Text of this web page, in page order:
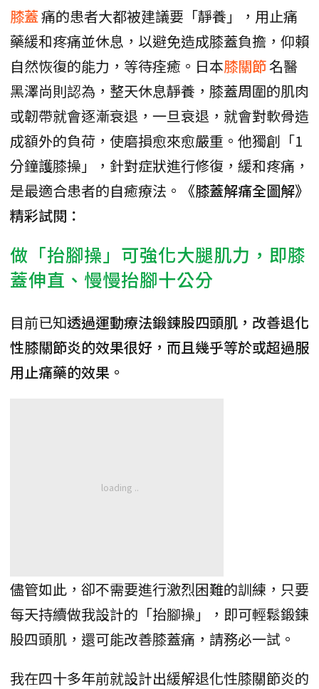
膝蓋痛的患者大都被建議要「靜養」，用止痛
藥緩和疼痛並休息，以避免造成膝蓋負擔，仰賴
自然恢復的能力，等待痊癒。日本膝關節名醫
黑澤尚則認為，整天休息靜養，膝蓋周圍的肌肉
或韌帶就會逐漸衰退，一旦衰退，就會對軟骨造
成額外的負荷，使磨損愈來愈嚴重。他獨創「1
分鐘護膝操」，針對症狀進行修復，緩和疼痛，
是最適合患者的自癒療法。 《膝蓋解痛全圖解》
精彩試閱：
做「抬腳操」可強化大腿肌力，即膝
蓋伸直、慢慢抬腳十公分
目前已知透過運動療法鍛鍊股四頭肌，改善退化
性膝關節炎的效果很好，而且幾乎等於或超過服
用止痛藥的效果。
儘管如此，卻不需要進行激烈困難的訓練，只要
每天持續做我設計的「抬腳操」，即可輕鬆鍛鍊
股四頭肌，還可能改善膝蓋痛，請務必一試。
我在四十多年前就設計出緩解退化性膝關節炎的